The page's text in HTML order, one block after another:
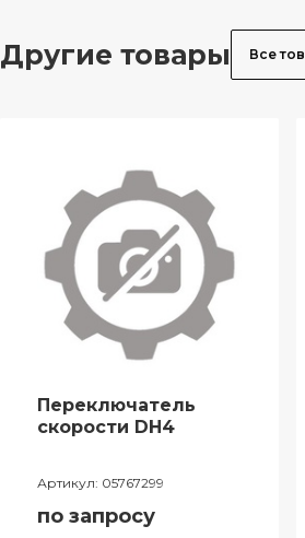
Другие товары Все
Переключатель
скорости DH4
Артикул: 05767299
по запросу